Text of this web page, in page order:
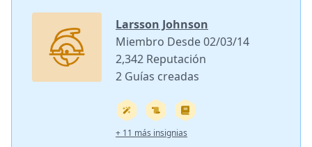
Larsson Johnson
Miembro Desde 02/03/14
2,342 Reputación
2 Guías creadas
+ 11 más insignias